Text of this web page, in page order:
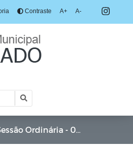
Contraste A+ A-
Ordinária - 07/05/2026